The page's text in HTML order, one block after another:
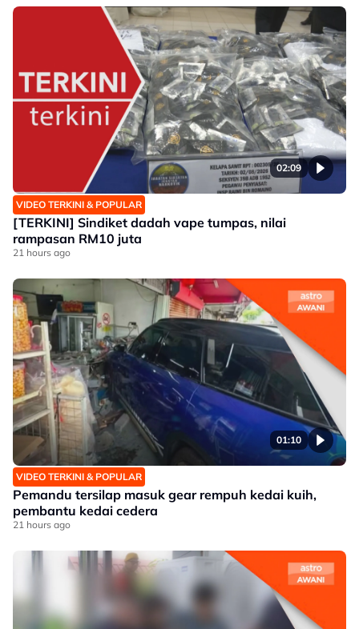
02:09
VIDEO TERKINI & POPULAR
[TERKINI] Sindiket dadah vape tumpas, nilai
rampasan RM10 juta
21 hours ago
01:10
VIDEO TERKINI & POPULAR
Pemandu tersilap masuk gear rempuh kedai kuih,
pembantu kedai cedera
21 hours ago